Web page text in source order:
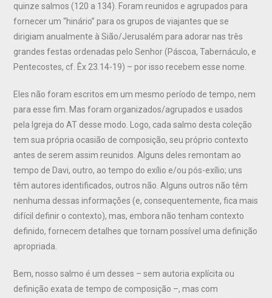
quinze salmos (120 a 134). Foram reunidos e agrupados para
fornecer um “hinário” para os grupos de viajantes que se
dirigiam anualmente à Sião/Jerusalém para adorar nas três
grandes festas ordenadas pelo Senhor (Páscoa, Tabernáculo, e
Pentecostes, cf. Êx 23.14-19) – por isso recebem esse nome.
Eles não foram escritos em um mesmo período de tempo, nem
para esse fim. Mas foram organizados/agrupados e usados
pela Igreja do AT desse modo. Logo, cada salmo desta coleção
tem sua própria ocasião de composição, seu próprio contexto
antes de serem assim reunidos. Alguns deles remontam ao
tempo de Davi, outro, ao tempo do exílio e/ou pós-exílio; uns
têm autores identificados, outros não. Alguns outros não têm
nenhuma dessas informações (e, consequentemente, fica mais
difícil definir o contexto), mas, embora não tenham contexto
definido, fornecem detalhes que tornam possível uma definição
apropriada.
Bem, nosso salmo é um desses – sem autoria explícita ou
definição exata de tempo de composição –, mas com